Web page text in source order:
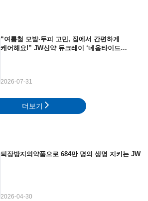
“여름철 모발·두피 고민, 집에서 간편하게
케어해요!” JW신약 듀크레이 ‘네옵타이드
2026-07-31
더보기
퇴장방지의약품으로 684만 명의 생명 지키는 JW
2026-04-30